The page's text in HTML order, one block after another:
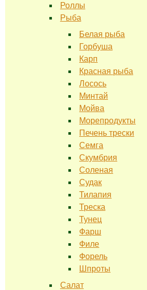
Роллы
Рыба
Белая рыба
Горбуша
Карп
Красная рыба
Лосось
Минтай
Мойва
Морепродукты
Печень трески
Семга
Скумбрия
Соленая
Судак
Тилапия
Треска
Тунец
Фарш
Филе
Форель
Шпроты
Салат